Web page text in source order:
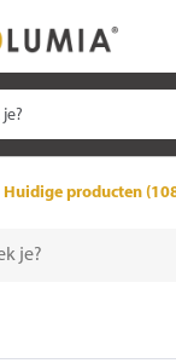
Huidige producten